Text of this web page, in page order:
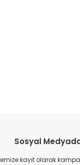
Sosyal
kayıt olarak